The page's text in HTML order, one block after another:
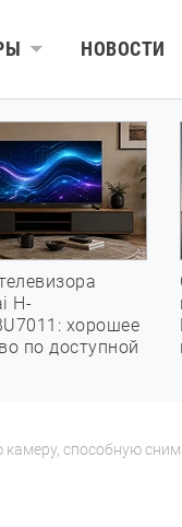
НОВОСТИ
H-
хорошее
по доступной
камеру, способную